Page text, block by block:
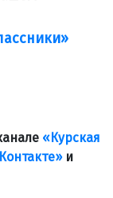
«Курская
и